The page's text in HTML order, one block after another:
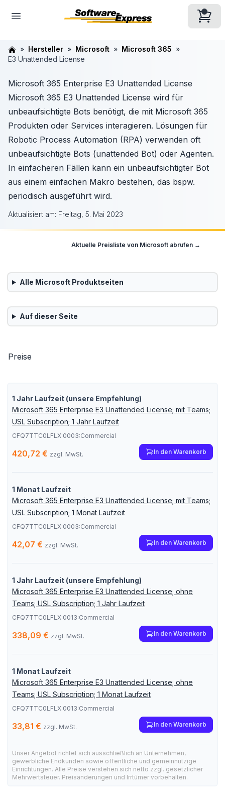
Hersteller Microsoft
Microsoft 365
E3 Unattended License
Microsoft 365 Enterprise E3 Unattended License
Microsoft 365 E3 Unattended License wird für
unbeaufsichtigte Bots benötigt, die mit Microsoft 365
Produkten oder Services interagieren. Lösungen für
Robotic Process Automation (RPA) verwenden oft
unbeaufsichtigte Bots (unattended Bot) oder Agenten.
In einfacheren Fällen kann ein unbeaufsichtigter Bot
aus einem einfachen Makro bestehen, das bspw.
periodisch ausgeführt wird.
Aktualisiert am: Freitag, 5. Mai 2023
Aktuelle Preisliste von Microsoft abrufen →
Alle MicrosoftProduktseiten
Auf dieser Seite
Preise
1 Jahr Laufzeit (unsere Empfehlung)
Microsoft 365 Enterprise E3 Unattended License; mit Teams;
USL Subscription; 1 Jahr Laufzeit
CFQ7TTC0LFLX:0003:Commercial
420,72 € zzgl. MwSt. In den Warenkorb
1 Monat Laufzeit
Microsoft 365 Enterprise E3 Unattended License; mit Teams;
USL Subscription; 1 Monat Laufzeit
CFQ7TTC0LFLX:0003:Commercial
42,07 € zzgl. MwSt. In den Warenkorb
1 Jahr Laufzeit (unsere Empfehlung)
Microsoft 365 Enterprise E3 Unattended License; ohne
Teams; USL Subscription; 1 Jahr Laufzeit
CFQ7TTC0LFLX:0013:Commercial
338,09 € zzgl. MwSt. In den Warenkorb
1 Monat Laufzeit
Microsoft 365 Enterprise E3 Unattended License; ohne
Teams; USL Subscription; 1 Monat Laufzeit
CFQ7TTC0LFLX:0013:Commercial
33,81 € zzgl. MwSt. In den Warenkorb
Unser Angebot richtet sich ausschließlich an Unternehmen,
gewerbliche Endkunden sowie öffentliche und gemeinnützige
Einrichtungen. Alle Preise verstehen sich netto zzgl. gesetzlicher
Mehrwertsteuer. Preisänderungen und Irrtümer vorbehalten.